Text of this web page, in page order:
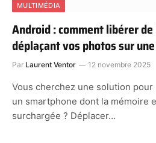
MULTIMÉDIA
Android : comment libérer de
déplaçant vos photos sur
Par Laurent Ventor 12 novembre 2025
Vous cherchez une solution pour
un smartphone dont la mémoire
surchargée ? Déplacer…